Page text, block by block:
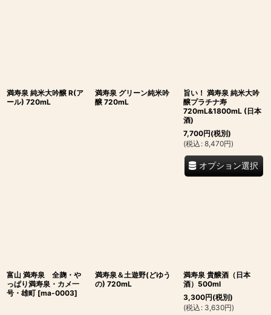
満寿泉 純米大吟醸 R(ア
ール) 720mL
満寿泉 グリーン純米吟
醸 720mL
旨い！ 満寿泉 純米大吟
醸プラチナ寿
720mL&1800mL (日本
酒)
7,700円(税別)
(税込 : 8,470円)
オプション選択
富山 満寿泉 全麹・や
っぱり満寿泉・カメ一
号・雄町 [ma-0003]
満寿泉＆土遊野(どゆう
の) 720mL
満寿泉 貴醸酒（日本
酒）500ml
3,300円(税別)
(税込 : 3,630円)